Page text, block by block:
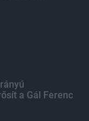
a Gál Ferenc